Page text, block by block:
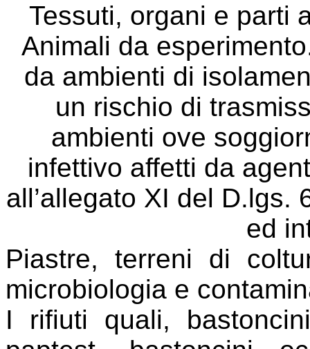
Tessuti, organi e parti
Animali da
da ambienti di
un rischio di
ambienti ove
infettivo affetti da
all’allegato XI del D.lgs.
ed
Piastre, terreni di
microbiologia e
I rifiuti quali,